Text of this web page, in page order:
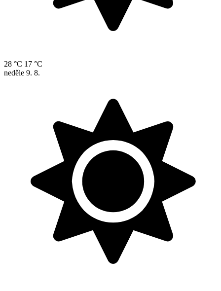
28 °C 17 °C
neděle 9. 8.